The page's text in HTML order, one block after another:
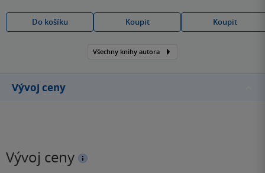
Do košíku Koupit Koupit
Všechny knihy autora
Vývoj ceny
Vývoj ceny